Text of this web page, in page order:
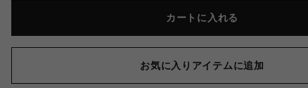
カートに入れる
お気に入りアイテムに追加